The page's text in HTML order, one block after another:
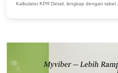
Kalkulator KPR Detail, lengkap dengan tabel...